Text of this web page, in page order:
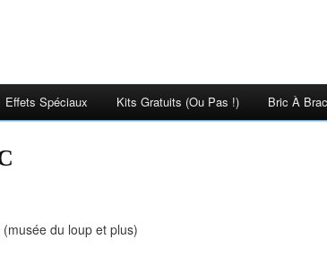
Effets Spéciaux Kits Gratuits (ou Pas !) Bric À Brac
(musée du loup et plus)